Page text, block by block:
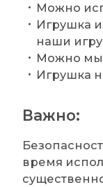
Можно
Игрушка
наши
Можно
Игрушка
Важно:
время